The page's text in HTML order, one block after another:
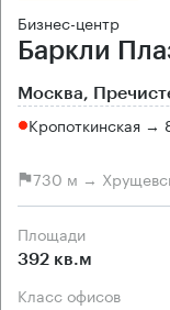
Бизнес-центр
Баркли
Москва,
Кропоткинская →
730 м →
Площади
392 кв.м
Класс офисов